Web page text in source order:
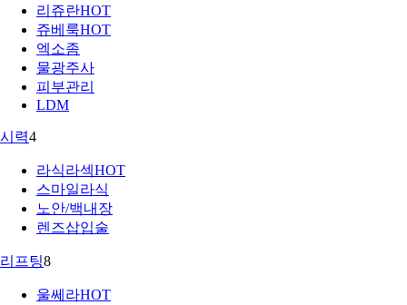
리쥬란HOT
쥬베룩HOT
엑소좀
물광주사
피부관리
LDM
시력4
라식라섹HOT
스마일라식
노안/백내장
렌즈삽입술
리프팅8
울쎄라HOT